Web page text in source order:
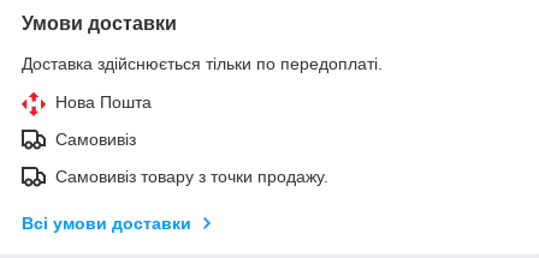
Умови доставки
Доставка здійснюється тільки по передоплаті.
Нова Пошта
Самовивіз
Самовивіз товару з точки продажу.
Всі умови доставки